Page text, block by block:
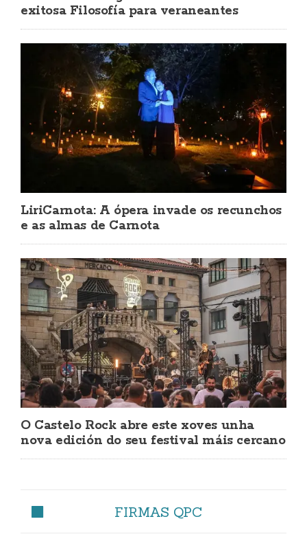
exitosa Filosofía para veraneantes
LiriCarnota: A ópera invade os recunchos
e as almas de Carnota
O Castelo Rock abre este xoves unha
nova edición do seu festival máis cercano
FIRMAS QPC